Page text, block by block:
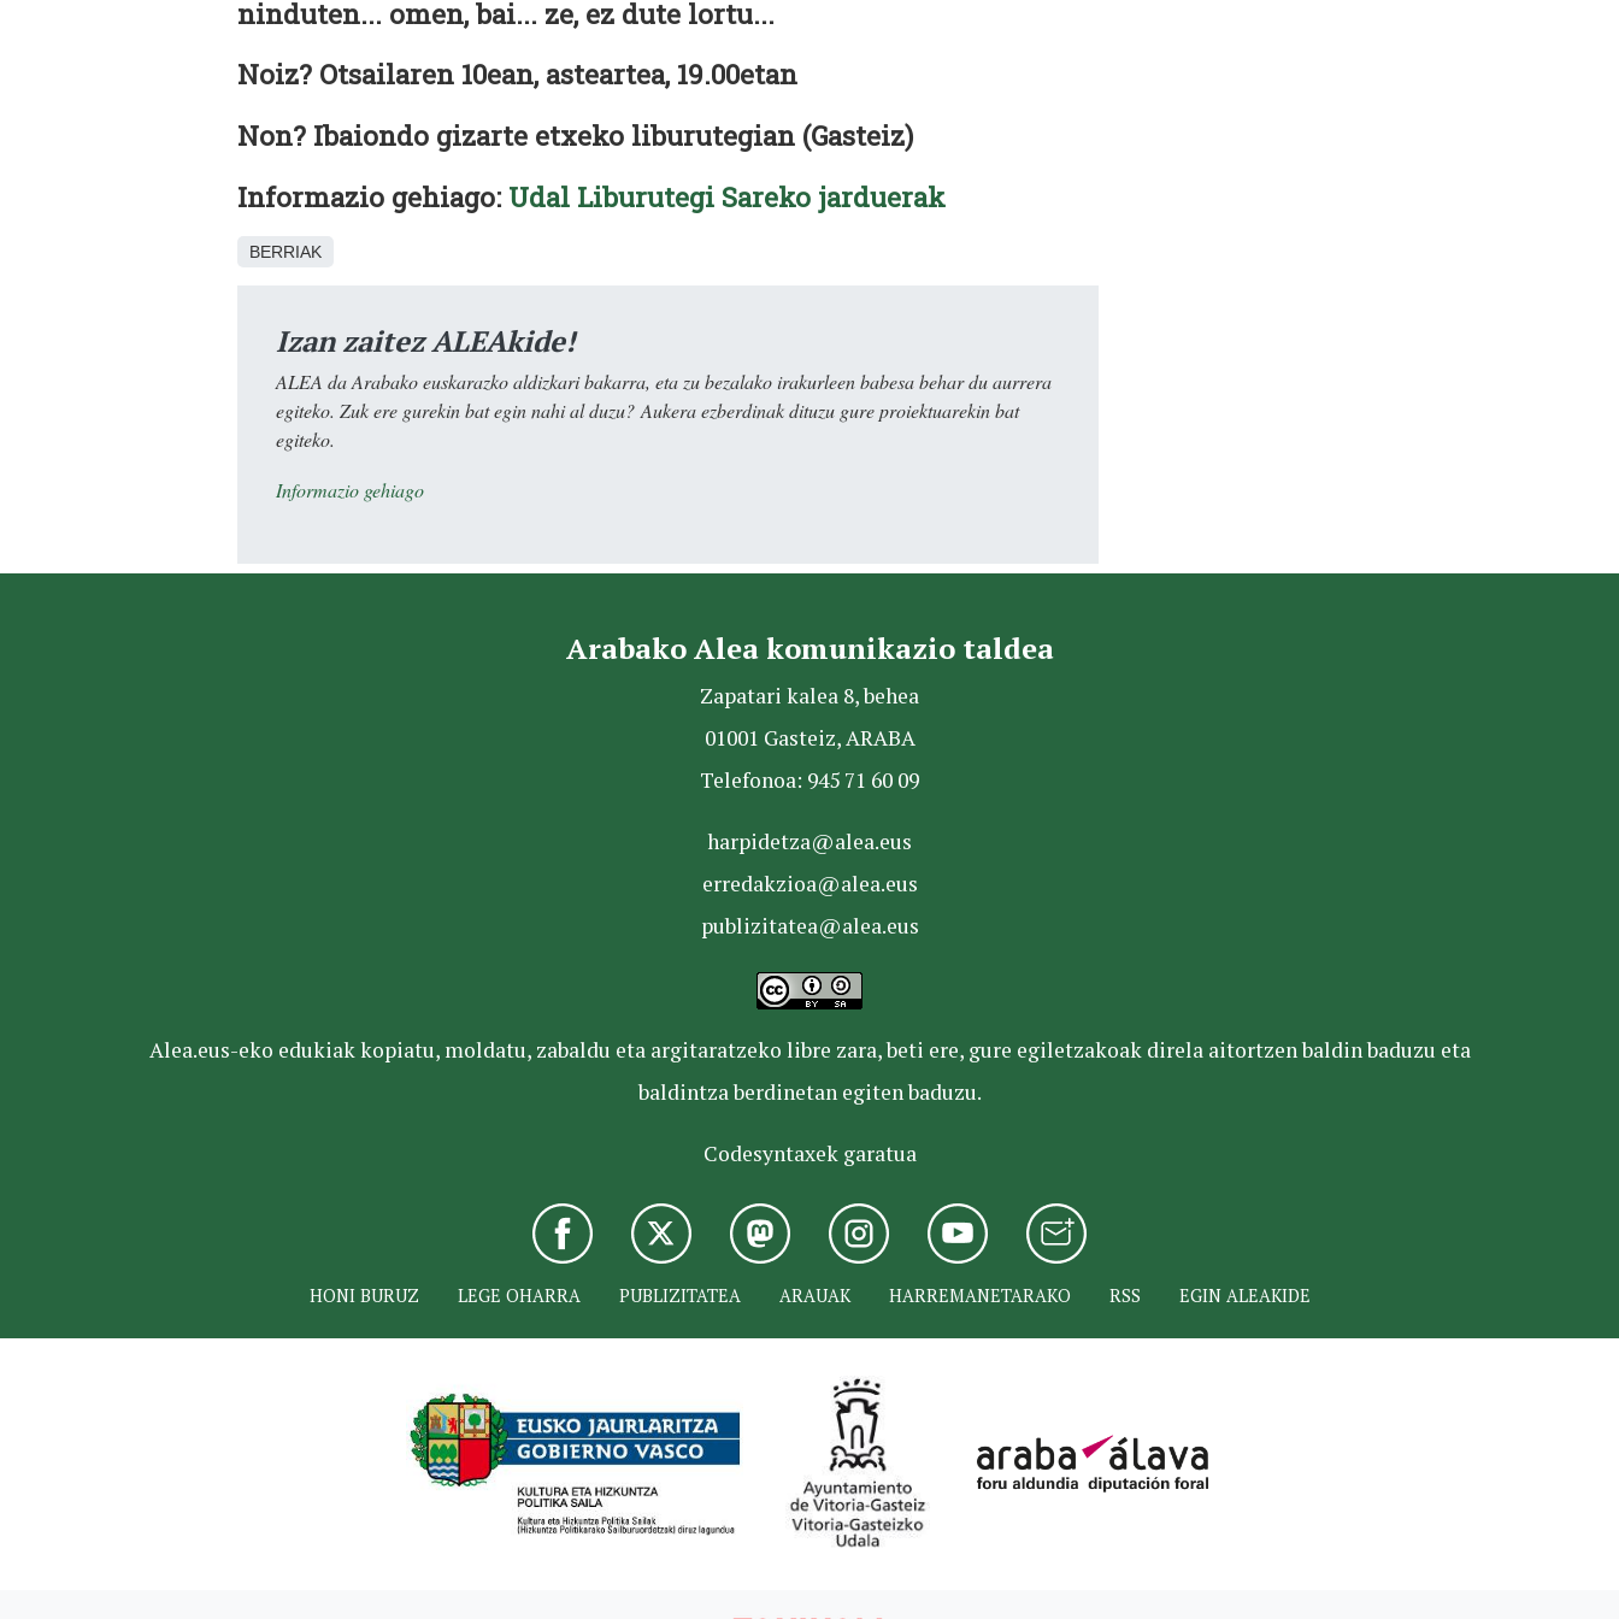
ninduten... omen, bai... ze, ez dute lortu...
Noiz? Otsailaren 10ean, asteartea, 19.00etan
Non? Ibaiondo gizarte etxeko liburutegian (Gasteiz)
Informazio gehiago: Udal Liburutegi Sareko jarduerak
BERRIAK
Izan zaitez ALEAkide!
ALEA da Arabako euskarazko aldizkari bakarra, eta zu bezalako irakurleen babesa behar du aurrera
egiteko. Zuk ere gurekin bat egin nahi al duzu? Aukera ezberdinak dituzu gure proiektuarekin bat
egiteko.
Informazio gehiago
Arabako Alea komunikazio taldea
Zapatari kalea 8, behea
01001 Gasteiz, ARABA
Telefonoa: 945 71 60 09
harpidetza@alea.eus
erredakzioa@alea.eus
publizitatea@alea.eus
Alea.eus-eko edukiak kopiatu, moldatu, zabaldu eta argitaratzeko libre zara, beti ere, gure egiletzakoak direla aitortzen baldin baduzu eta
baldintza berdinetan egiten baduzu.
Codesyntaxek garatua
HONI BURUZ LEGE OHARRA PUBLIZITATEA ARAUAK HARREMANETARAKO RSS EGIN ALEAKIDE